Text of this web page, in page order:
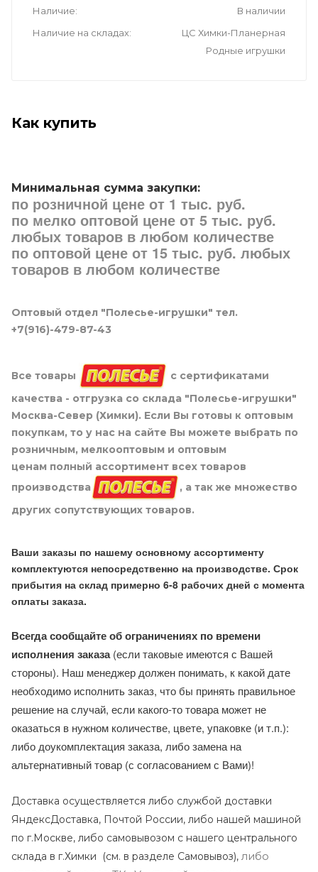
Наличие
В наличии
Наличие на складах
ЦС Химки-Планерная
Родные игрушки
Как купить
Минимальная сумма закупки:
по розничной цене от 1 тыс. руб.
по мелко оптовой цене от 5 тыс. руб.
любых товаров в любом количестве
по оптовой цене от 15 тыс. руб. любых
товаров в любом количестве
Оптовый отдел "Полесье-игрушки" тел.
+7(916)-479-87-43
Все товары
с сертификатами
качества - отгрузка со склада "Полесье-игрушки"
Москва-Север (Химки). Если Вы готовы к оптовым
покупкам, то у нас на сайте Вы можете выбрать по
розничным, мелкооптовым и оптовым
ценам полный ассортимент всех товаров
производства
, а так же множество
других сопутствующих товаров.
Ваши заказы по нашему основному ассортименту
комплектуются непосредственно на производстве. Срок
прибытия на склад примерно 6-8 рабочих дней с момента
оплаты заказа.
Всегда сообщайте об ограничениях по времени
исполнения заказа(если таковые имеются с Вашей
стороны). Наш менеджер должен понимать, к какой дате
необходимо исполнить заказ, что бы принять правильное
решение на случай, если какого-то товара может не
оказаться в нужном количестве, цвете, упаковке (и т.п.):
либо доукомплектация заказа, либо замена на
альтернативный товар (с согласованием с Вами)!
Доставка осуществляется либо службой доставки
ЯндексДоставка, Почтой России, либо нашей машиной
по г.Москве, либо самовывозом с нашего центрального
склада в г.Химки (см. в разделе Самовывоз), либо